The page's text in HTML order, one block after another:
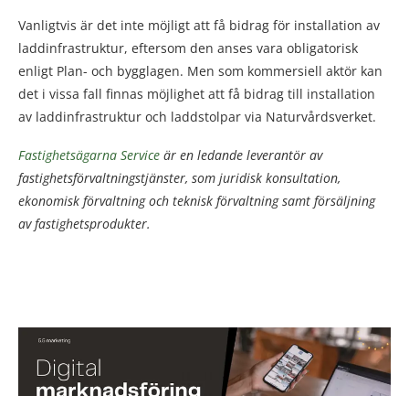
Vanligtvis är det inte möjligt att få bidrag för installation av
laddinfrastruktur, eftersom den anses vara obligatorisk
enligt Plan- och bygglagen. Men som kommersiell aktör kan
det i vissa fall finnas möjlighet att få bidrag till installation
av laddinfrastruktur och laddstolpar via Naturvårdsverket.
Fastighetsägarna Service är en ledande leverantör av
fastighetsförvaltningstjänster, som juridisk konsultation,
ekonomisk förvaltning och teknisk förvaltning samt försäljning
av fastighetsprodukter.